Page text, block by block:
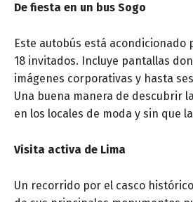
De fiesta en un bus Sogo
Este autobús está acondicionado
18 invitados. Incluye pantallas
imágenes corporativas y hasta
Una buena manera de descubrir
en los locales de moda y sin que
Visita activa de Lima
Un recorrido por el casco